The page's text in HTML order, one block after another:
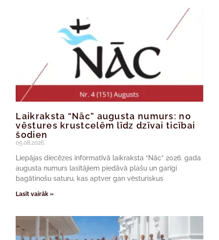
Laikraksta “Nāc” augusta numurs: no
vēstures krustcelēm līdz dzīvai ticībai
šodien
05.08.2026.
Liepājas diecēzes informatīvā laikraksta “Nāc” 2026. gada
augusta numurs lasītājiem piedāvā plašu un garīgi
bagātinošu saturu, kas aptver gan vēsturiskus
Lasīt vairāk »